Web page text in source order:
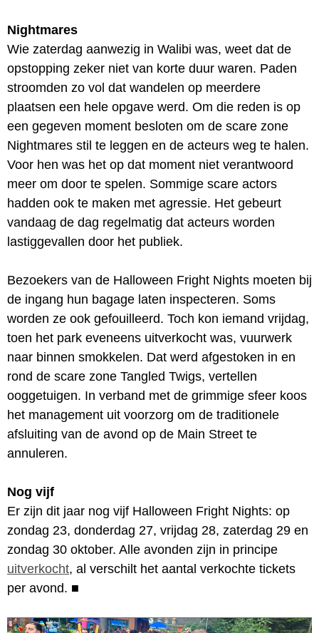
Nightmares
Wie zaterdag aanwezig in Walibi was, weet dat de
opstopping zeker niet van korte duur waren. Paden
stroomden zo vol dat wandelen op meerdere
plaatsen een hele opgave werd. Om die reden is op
een gegeven moment besloten om de scare zone
Nightmares stil te leggen en de acteurs weg te halen.
Voor hen was het op dat moment niet verantwoord
meer om door te spelen. Sommige scare actors
hadden ook te maken met agressie. Het gebeurt
vandaag de dag regelmatig dat acteurs worden
lastiggevallen door het publiek.
Bezoekers van de Halloween Fright Nights moeten bij
de ingang hun bagage laten inspecteren. Soms
worden ze ook gefouilleerd. Toch kon iemand vrijdag,
toen het park eveneens uitverkocht was, vuurwerk
naar binnen smokkelen. Dat werd afgestoken in en
rond de scare zone Tangled Twigs, vertellen
ooggetuigen. In verband met de grimmige sfeer koos
het management uit voorzorg om de traditionele
afsluiting van de avond op de Main Street te
annuleren.
Nog vijf
Er zijn dit jaar nog vijf Halloween Fright Nights: op
zondag 23, donderdag 27, vrijdag 28, zaterdag 29 en
zondag 30 oktober. Alle avonden zijn in principe
uitverkocht, al verschilt het aantal verkochte tickets
per avond. ■